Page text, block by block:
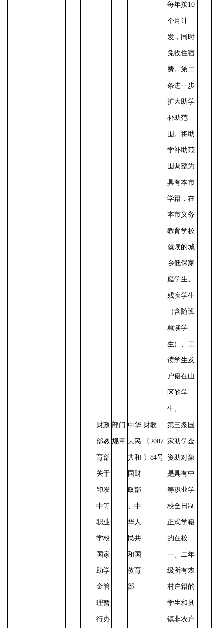
每年按10
个月计
发，同时
免收住宿
费。第二
条进一步
扩大助学
补助范
围。将助
学补助范
围调整为
具有本市
学籍，在
本市义务
教育学校
就读的城
乡低保家
庭学生、
残疾学生
（含随班
就读学
生）、工
读学生及
户籍在山
区的学
生。
财政
部教
育部
关于
印发
中等
职业
学校
国家
助学
金管
理暂
行办
部门
规章
中华
人民
共和
国财
政部
、中
华人
民共
和国
教育
部
财教
〔 2007
〕84号
第三条国
家助学金
资助对象
是具有中
等职业学
校全日制
正式学籍
的在校
一、二年
级所有农
村户籍的
学生和县
镇非农户